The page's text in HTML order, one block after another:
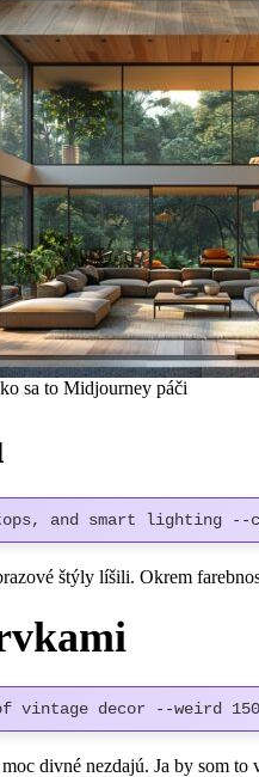
sa to Midjourney páči
and smart lighting --
štýly líšili. Okrem
vintage decor --weird
divné nezdajú. Ja by som